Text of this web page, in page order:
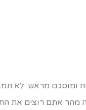
ומוסכם מראש. לא
מהר אתם רוצים את